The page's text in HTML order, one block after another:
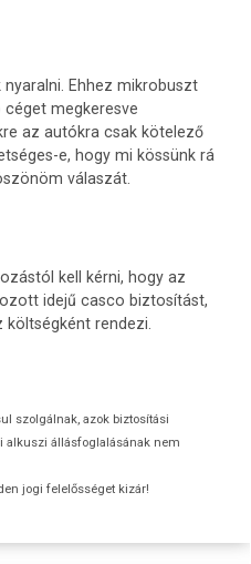
Ehhez mikrobuszt
megkeresve
az autókra csak kötelező
e, hogy mi kössünk rá
válaszát.
kell kérni, hogy az
idejű casco biztosítást,
költségként rendezi.
szolgálnak, azok biztosítási
alkuszi állásfoglalásának nem
jogi felelősséget kizár!